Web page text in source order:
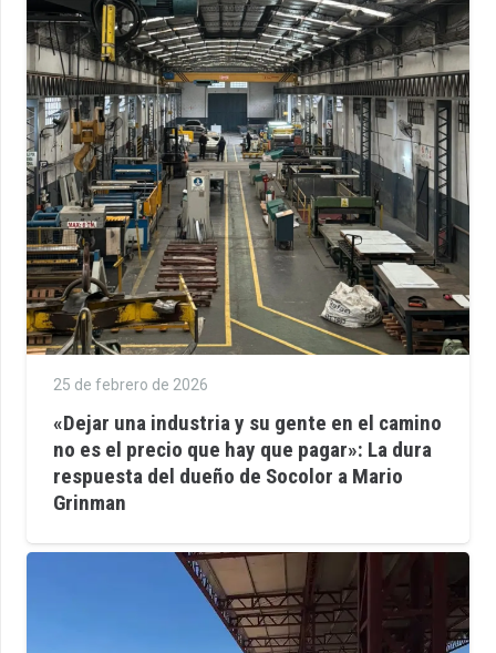
25 de febrero de 2026
«Dejar una industria y su gente en el camino
no es el precio que hay que pagar»: La dura
respuesta del dueño de Socolor a Mario
Grinman